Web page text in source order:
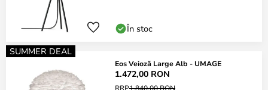
În stoc
SUMMER DEAL
Eos Veioză Large Alb - UMAGE
1.472,00 RON
RRP1.840,00 RON